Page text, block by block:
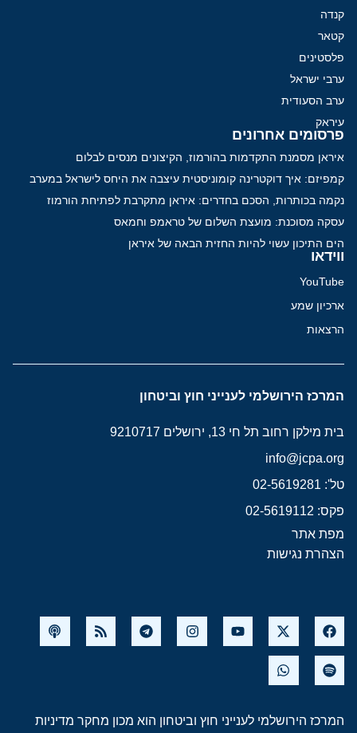
קנדה
קטאר
פלסטינים
ערבי ישראל
ערב הסעודית
עיראק
פרסומים אחרונים
איראן מסמנת התקדמות בהורמוז, הקיצונים מנסים לבלום
קמפיזם: איך דוקטרינה קומוניסטית עיצבה את היחס לישראל במערב
נקמה בכותרות, הסכם בחדרים: איראן מתקרבת לפתיחת הורמוז
עסקה מסוכנת: מועצת השלום של טראמפ וחמאס
הים התיכון עשוי להיות החזית הבאה של איראן
ווידאו
YouTube
ארכיון שמע
הרצאות
המרכז הירושלמי לענייני חוץ וביטחון
בית מילקן רחוב תל חי 13, ירושלים 9210717
info@jcpa.org
טל': 02-5619281
פקס: 02-5619112
מפת אתר
הצהרת נגישות
המרכז הירושלמי לענייני חוץ וביטחון הוא מכון מחקר מדיניות